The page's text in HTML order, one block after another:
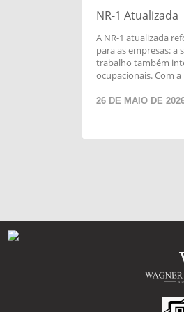
NR-1 Atualizada
A NR-1 atualizada
para as empresas:
trabalho também
ocupacionais. Com
26 DE MAIO DE